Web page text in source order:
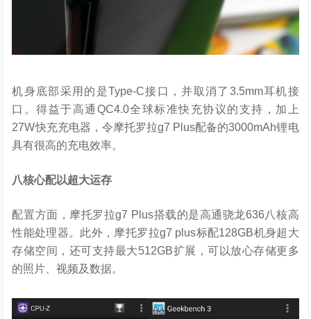
机身底部采用的是Type-C接口，并取消了3.5mm耳机接
口。得益于高通QC4.0全球标准快充协议的支持，加上
27W快充充电器，令摩托罗拉g7 Plus配备的3000mAh锂电
具有很高的充电效率。
八核心配以超大运存
配置方面，摩托罗拉g7 Plus搭载的是高通骁龙636八核高
性能处理器。此外，摩托罗拉g7 plus标配128GB机身超大
存储空间，还可支持最大512GB扩展，可以放心存储更多
的照片、视频及数据。